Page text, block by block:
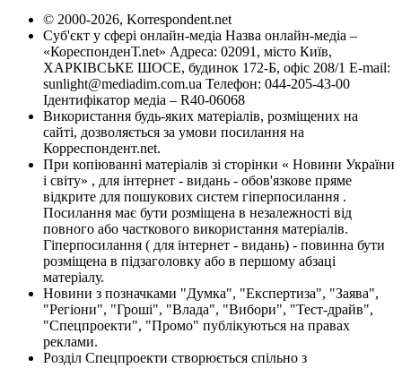
© 2000-2026, Korrespondent.net
Суб'єкт у сфері онлайн-медіа Назва онлайн-медіа –
«КореспонденТ.net» Адреса: 02091, місто Київ,
ХАРКІВСЬКЕ ШОСЕ, будинок 172-Б, офіс 208/1 E-mail:
sunlight@mediadim.com.ua Телефон: 044-205-43-00
Ідентифікатор медіа – R40-06068
Використання будь-яких матеріалів, розміщених на
сайті, дозволяється за умови посилання на
Корреспондент.net.
При копіюванні матеріалів зі сторінки « Новини України
і світу» , для інтернет - видань - обов'язкове пряме
відкрите для пошукових систем гіперпосилання .
Посилання має бути розміщена в незалежності від
повного або часткового використання матеріалів.
Гіперпосилання ( для інтернет - видань) - повинна бути
розміщена в підзаголовку або в першому абзаці
матеріалу.
Новини з позначками "Думка", "Експертиза", "Заява",
"Регіони", "Гроші", "Влада", "Вибори", "Тест-драйв",
"Спецпроекти", "Промо" публікуються на правах
реклами.
Розділ Спецпроекти створюється спільно з